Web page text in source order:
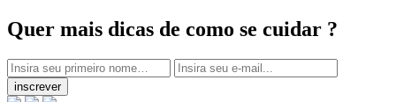
Quer mais dicas de como se cuidar ?
inscrever